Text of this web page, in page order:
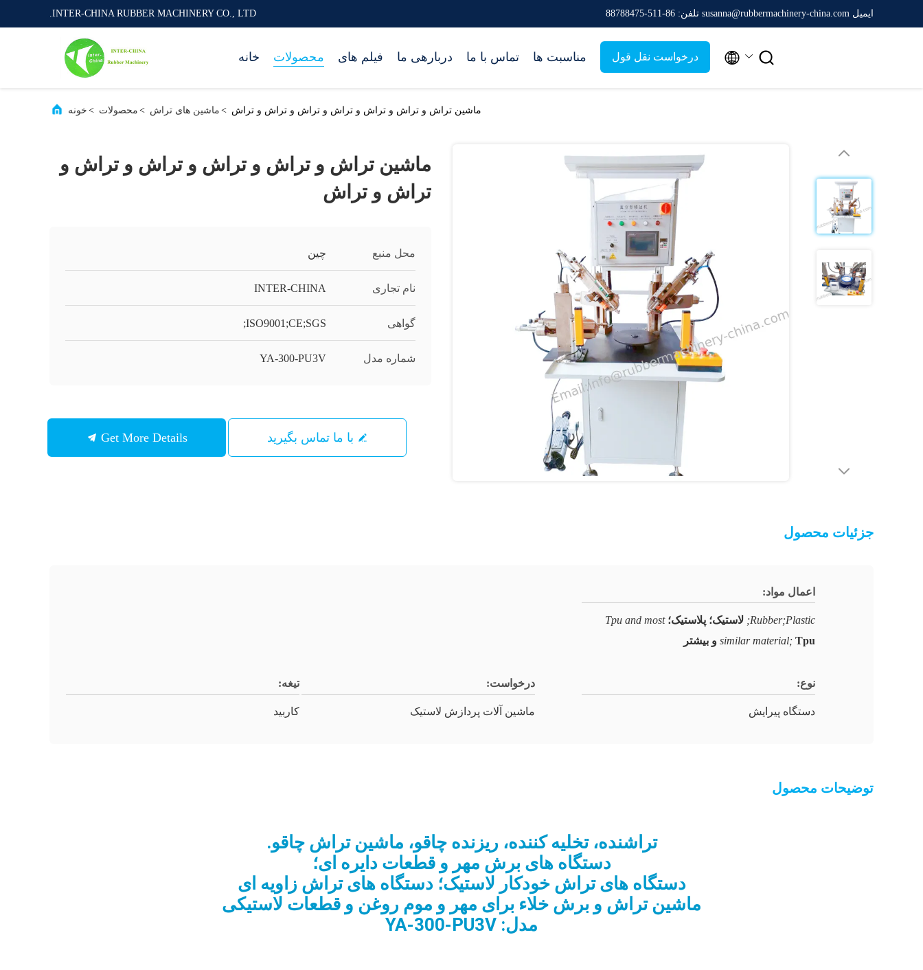
INTER-CHINA RUBBER MACHINERY CO., LTD. ایمیل susanna@rubbermachinery-china.com تلفن: 86-511-88788475
خانه محصولات فیلم های دربارهی ما تماس با ما مناسبت ها درخواست نقل قول  
خونه > محصولات > ماشین های تراش > ماشین تراش و تراش و تراش و تراش و تراش و تراش و تراش
ماشین تراش و تراش و تراش و تراش و تراش و
تراش و تراش
محل منبع چین
نام تجاری INTER-CHINA
گواهی ISO9001;CE;SGS;
شماره مدل YA-300-PU3V
با ما تماس بگیرید Get More Details
جزئیات محصول
اعمال مواد:
Rubber;Plastic; لاستیک؛ پلاستیک؛ Tpu and most
similar material; Tpu و بیشتر
نوع:
دستگاه پیرایش
درخواست:
ماشین آلات پردازش لاستیک
تیغه:
کاربید
توضیحات محصول
تراشنده، تخلیه کننده، ریزنده چاقو، ماشین تراش چاقو.
دستگاه های برش مهر و قطعات دایره ای؛
دستگاه های تراش خودکار لاستیک؛ دستگاه های تراش زاویه ای
ماشین تراش و برش خلاء برای مهر و موم روغن و قطعات لاستیکی
مدل: YA-300-PU3V